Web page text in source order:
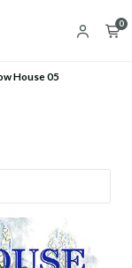
0
House 05